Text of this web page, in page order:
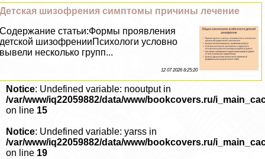
Детская шизофрения симптомы причины лечение
Содержание статьи:Формы проявления
детской шизофренииПсихологи условно
вывели несколько групп...
12 07 2026 8:25:20
Notice: Undefined variable: nooutput in
/var/www/iq22059882/data/www/bookcovers.ru/
on line 15
Notice: Undefined variable: yarss in
/var/www/iq22059882/data/www/bookcovers.ru/
on line 19